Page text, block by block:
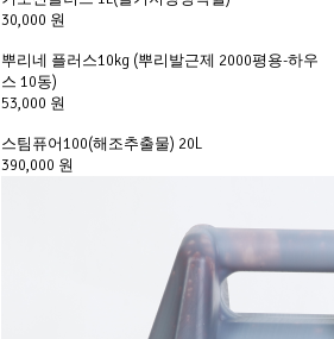
30,000 원
뿌리네 플러스10kg (뿌리발근제 2000평용-하우
스 10동)
53,000 원
스팀퓨어100(해조추출물) 20L
390,000 원